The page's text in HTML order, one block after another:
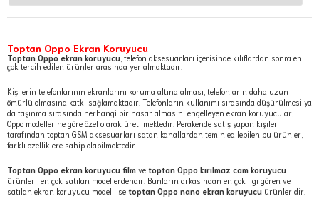
Toptan Oppo Ekran Koruyucu
Toptan Oppo ekran koruyucu , telefon aksesuarları içerisinde kılıflardan sonra en
çok tercih edilen ürünler arasında yer almaktadır.
Kişilerin telefonlarının ekranlarını koruma altına alması, telefonların daha uzun
ömürlü olmasına katkı sağlamaktadır. Telefonların kullanımı sırasında düşürülmesi ya
da taşınma sırasında herhangi bir hasar almasını engelleyen ekran koruyucular,
Oppo modellerine göre özel olarak üretilmektedir. Perakende satış yapan kişiler
tarafından toptan GSM aksesuarları satan kanallardan temin edilebilen bu ürünler,
farklı özelliklere sahip olabilmektedir.
Toptan Oppo ekran koruyucu film ve toptan Oppo kırılmaz cam koruyucu
ürünleri, en çok satılan modellerdendir. Bunların arkasından en çok ilgi gören ve
satılan ekran koruyucu modeli ise toptan Oppo nano ekran koruyucu ürünleridir.